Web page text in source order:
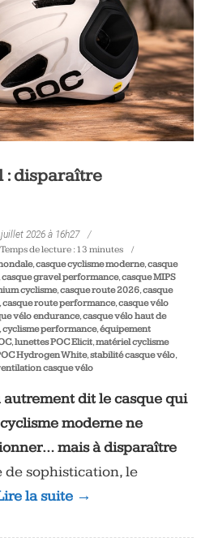
: disparaître
2026 à 16h27
Temps de lecture : 13 minutes
,casque cyclisme moderne,casque
casque gravel performance,casque MIPS
cyclisme,casque route 2026,casque
casque route performance,casque vélo
vélo endurance,casque vélo haut de
cyclisme performance,équipement
,lunettes POC Elicit,matériel cyclisme
Hydrogen White,stabilité casque vélo,
casque vélo
autrement dit le casque qui
moderne ne
mais à disparaître
de sophistication, le
la suite →